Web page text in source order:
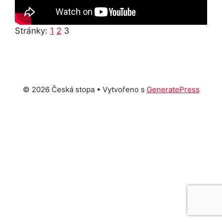
Stránky: 1 2 3
© 2026 Česká stopa• Vytvořeno s GeneratePress